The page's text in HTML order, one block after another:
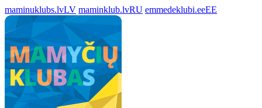
maminuklubs.lvLV maminklub.lvRU emmedeklubi.eeEE